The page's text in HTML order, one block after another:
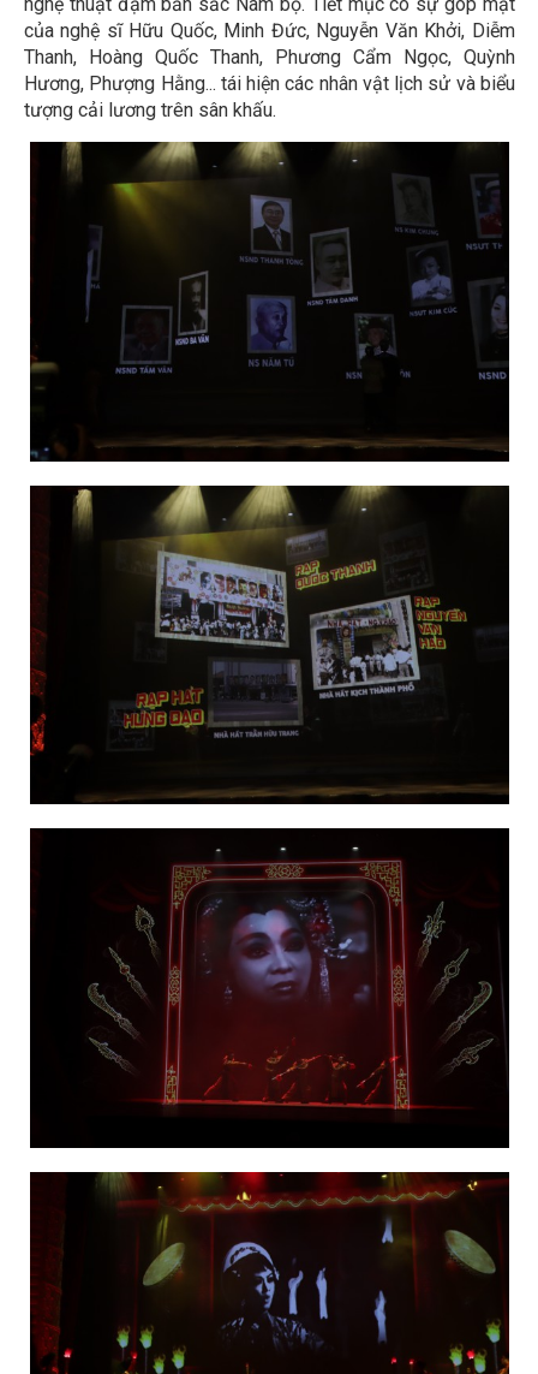
của nghệ sĩ Hữu Quốc, Minh Đức, Nguyễn Văn Khởi, Diễm
Thanh, Hoàng Quốc Thanh, Phương Cẩm Ngọc, Quỳnh
Hương, Phượng Hằng... tái hiện các nhân vật lịch sử và biểu
tượng cải lương trên sân khấu.